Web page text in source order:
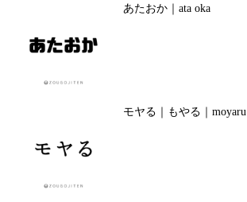
あたおか｜ata oka
モヤる｜もやる｜moyaru